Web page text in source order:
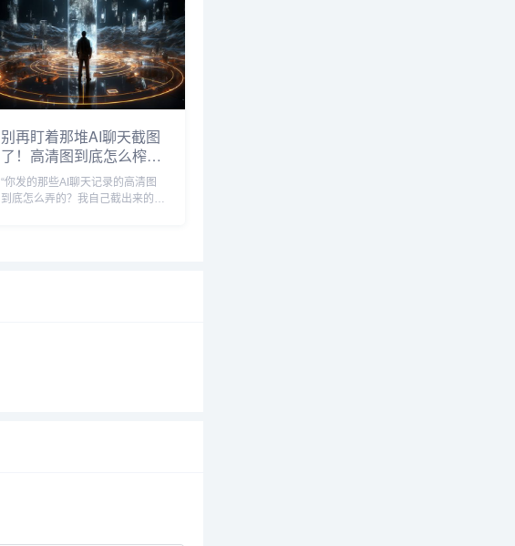
叫Annie...
别再盯着那堆AI聊天截图
了！高清图到底怎么榨出
来？
“你发的那些AI聊天记录的高清图
到底怎么弄的？我自己截出来的总